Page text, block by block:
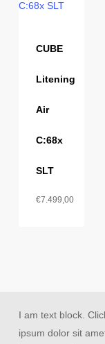
CUBE
Litening
Air
C:68x
SLT
€7.499,00
I am text block.
ipsum dolor sit